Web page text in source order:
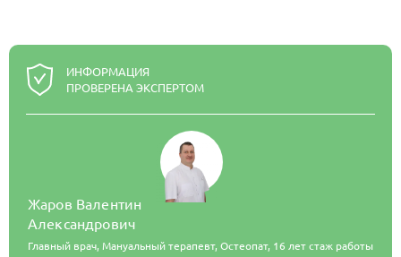
ИНФОРМАЦИЯ
ПРОВЕРЕНА ЭКСПЕРТОМ
Жаров Валентин
Александрович
Главный врач, Мануальный терапевт, Остеопат, 16 лет стаж работы